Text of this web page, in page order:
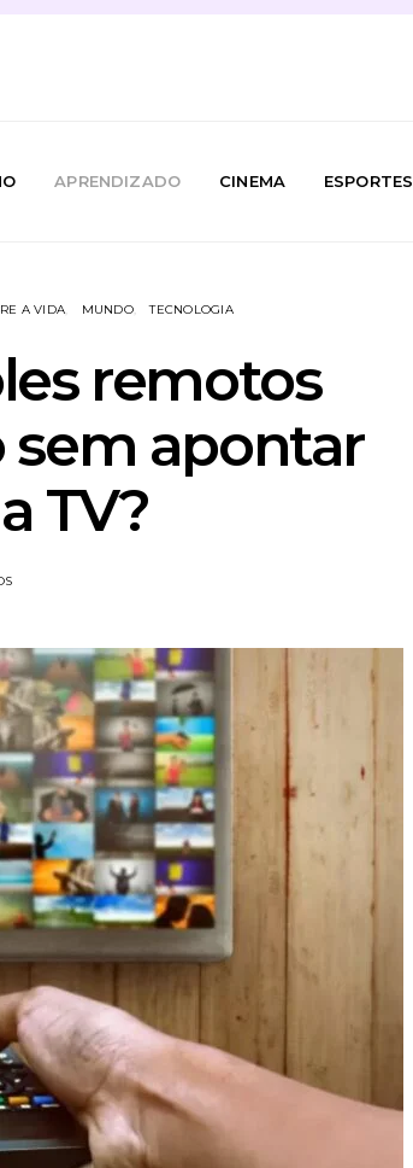
APRENDIZADO CINEMA ESPORTES
A VIDA MUNDO TECNOLOGIA
remotos
apontar
TV?